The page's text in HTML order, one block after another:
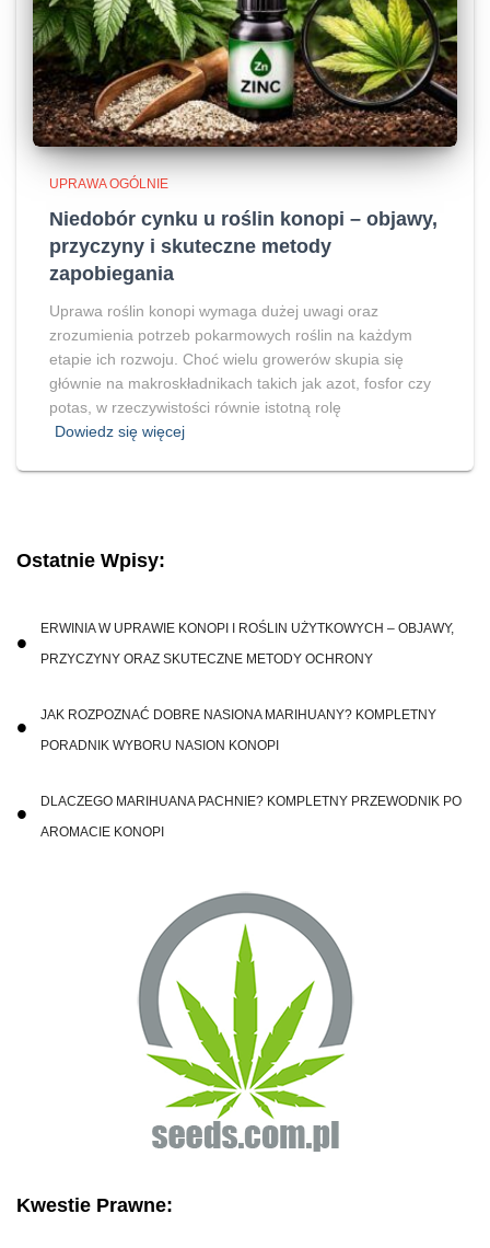
UPRAWA OGÓLNIE
Niedobór cynku u roślin konopi – objawy,
przyczyny i skuteczne metody
zapobiegania
Uprawa roślin konopi wymaga dużej uwagi oraz
zrozumienia potrzeb pokarmowych roślin na każdym
etapie ich rozwoju. Choć wielu growerów skupia się
głównie na makroskładnikach takich jak azot, fosfor czy
potas, w rzeczywistości równie istotną rolę
Dowiedz się więcej
Ostatnie Wpisy:
ERWINIA W UPRAWIE KONOPI I ROŚLIN UŻYTKOWYCH – OBJAWY,
PRZYCZYNY ORAZ SKUTECZNE METODY OCHRONY
JAK ROZPOZNAĆ DOBRE NASIONA MARIHUANY? KOMPLETNY
PORADNIK WYBORU NASION KONOPI
DLACZEGO MARIHUANA PACHNIE? KOMPLETNY PRZEWODNIK PO
AROMACIE KONOPI
Kwestie Prawne: